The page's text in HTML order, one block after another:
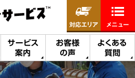
サービス
案内
お客様
の声
よくある
質問
対応エリア メニュー